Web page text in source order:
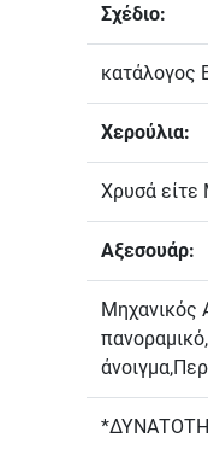
Σχέδιο:
κατάλογος
Χερούλια:
Χρυσά είτε
Αξεσουάρ:
Μηχανικός